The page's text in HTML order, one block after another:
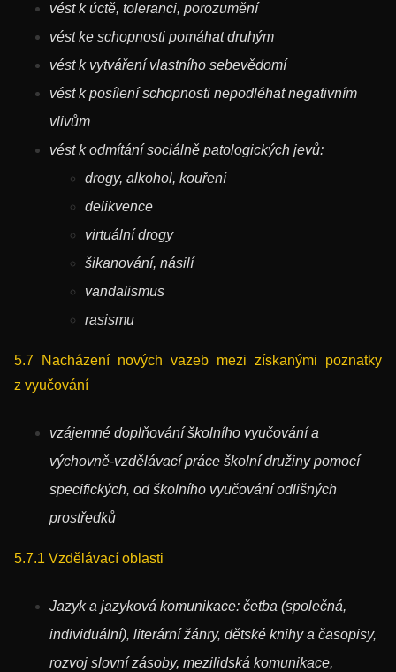
vést k úctě, toleranci, porozumění
vést ke schopnosti pomáhat druhým
vést k vytváření vlastního sebevědomí
vést k posílení schopnosti nepodléhat negativním
vlivům
vést k odmítání sociálně patologických jevů:
drogy, alkohol, kouření
delikvence
virtuální drogy
šikanování, násilí
vandalismus
rasismu
5.7 Nacházení nových vazeb mezi získanými poznatky
z vyučování
vzájemné doplňování školního vyučování a
výchovně-vzdělávací práce školní družiny pomocí
specifických, od školního vyučování odlišných
prostředků
5.7.1 Vzdělávací oblasti
Jazyk a jazyková komunikace: četba (společná,
individuální), literární žánry, dětské knihy a časopisy,
rozvoj slovní zásoby, mezilidská komunikace,